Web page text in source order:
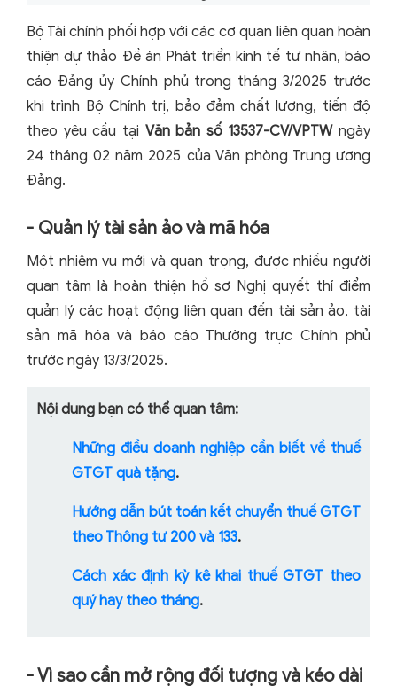
Bộ Tài chính phối hợp với các cơ quan liên quan hoàn
thiện dự thảo Đề án Phát triển kinh tế tư nhân, báo
cáo Đảng ủy Chính phủ trong tháng 3/2025 trước
khi trình Bộ Chính trị, bảo đảm chất lượng, tiến độ
theo yêu cầu tại Văn bản số 13537-CV/VPTWngày
24 tháng 02 năm 2025 của Văn phòng Trung ương
Đảng.
- Quản lý tài sản ảo và mã hóa
Một nhiệm vụ mới và quan trọng, được nhiều người
quan tâm là hoàn thiện hồ sơ Nghị quyết thí điểm
quản lý các hoạt động liên quan đến tài sản ảo, tài
sản mã hóa và báo cáo Thường trực Chính phủ
trước ngày 13/3/2025.
Nội dung bạn có thể quan tâm:
Những điều doanh nghiệp cần biết về thuế
GTGT quà tặng.
Hướng dẫn bút toán kết chuyển thuế GTGT
theo Thông tư 200 và 133.
Cách xác định kỳ kê khai thuế GTGT theo
quý hay theo tháng.
- Vì sao cần mở rộng đối tượng và kéo dài